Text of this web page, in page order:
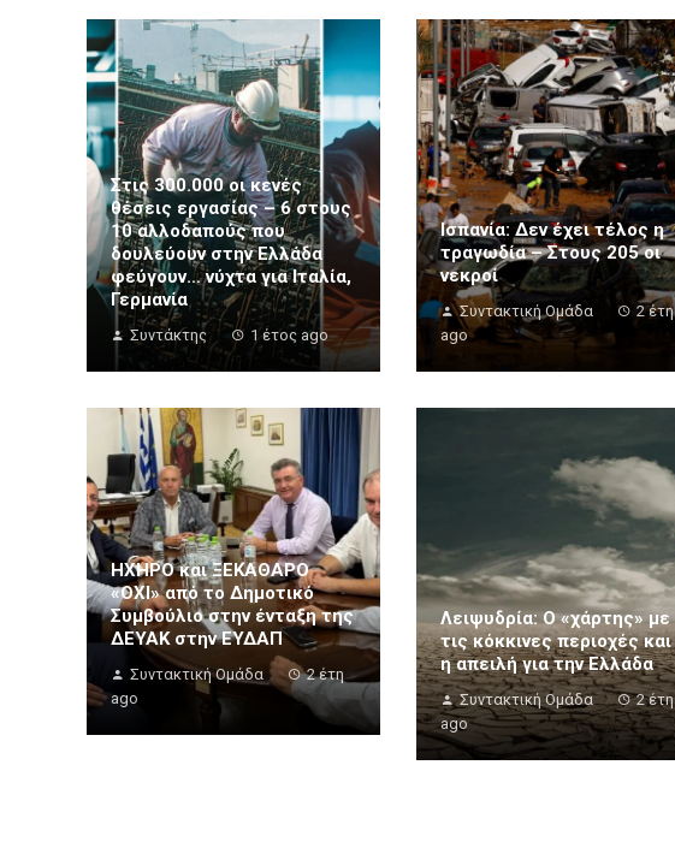
Στις 300.000 οι κενές
θέσεις εργασίας – 6 στους
10 αλλοδαπούς που
δουλεύουν στην Ελλάδα
φεύγουν… νύχτα για Ιταλία,
Γερμανία
Συντάκτης 1 έτος ago
Ισπανία: Δεν έχει τέλος η
τραγωδία – Στους 205 οι
νεκροί
Συντακτική Ομάδα
2 έτη
ago
ΗΧΗΡΟ και ΞΕΚΑΘΑΡΟ
«ΟΧΙ» από το Δημοτικό
Συμβούλιο στην ένταξη της
ΔΕΥΑΚ στην ΕΥΔΑΠ
Συντακτική Ομάδα
2 έτη
ago
Λειψυδρία: Ο «χάρτης» με
τις κόκκινες περιοχές και
η απειλή για την Ελλάδα
Συντακτική Ομάδα
2 έτη
ago